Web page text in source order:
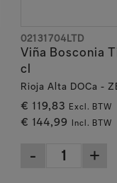
Viña Bosconia
cl
Rioja Alta DOCa -
€ 119,83 Excl. BTW
€ 144,99 Incl. BTW
02131704LTD